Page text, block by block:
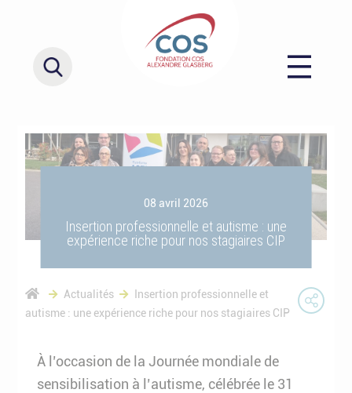
08 avril 2026
Insertion professionnelle et autisme : une
expérience riche pour nos stagiaires CIP
Actualités
Insertion professionnelle et
autisme : une expérience riche pour nos stagiaires CIP
À l’occasion de la Journée mondiale de
sensibilisation à l’autisme, célébrée le 31